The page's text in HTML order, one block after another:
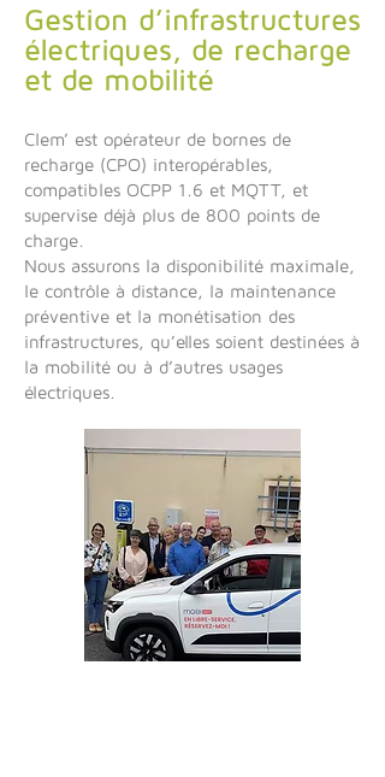
Gestion d’infrastructures
électriques, de recharge
et de mobilité
Clem’ est opérateur de bornes de
recharge (CPO) interopérables,
compatibles OCPP 1.6 et MQTT, et
supervise déjà plus de 800 points de
charge.
Nous assurons la disponibilité maximale,
le contrôle à distance, la maintenance
préventive et la monétisation des
infrastructures, qu’elles soient destinées à
la mobilité ou à d’autres usages
électriques.